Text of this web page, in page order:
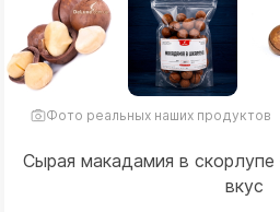
Фото реальных наших продуктов
Сырая макадамия в
вкус